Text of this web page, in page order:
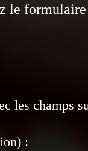
le
les champs
: